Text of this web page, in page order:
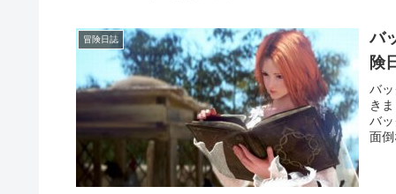
冒険日誌
バ
険
バ
き
バ
面